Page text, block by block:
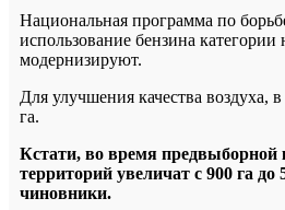
Национальная программа по
использование бензина
модернизируют.
Для улучшения качества воздуха,
га.
Кстати, во время
территорий увеличат с 900 га
чиновники.